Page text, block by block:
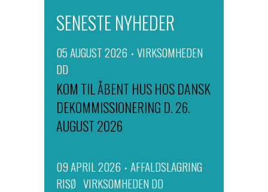
SENESTE NYHEDER
05 AUGUST 2026
VIRKSOMHEDEN
DD
KOM TIL ÅBENT HUS HOS DANSK
DEKOMMISSIONERING D. 26.
AUGUST 2026
09 APRIL 2026
AFFALDSLAGRING
RISØ VIRKSOMHEDEN DD